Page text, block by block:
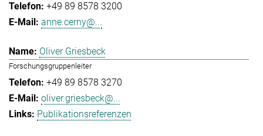
+49 89 8578 3200
anne.cerny@...
Oliver Griesbeck
Forschungsgruppenleiter
+49 89 8578 3270
oliver.griesbeck@...
Publikationsreferenzen